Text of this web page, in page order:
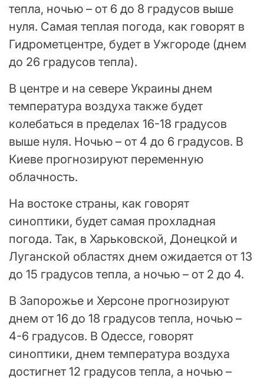
тепла, ночью – от 6 до 8 градусов выше
нуля. Самая теплая погода, как говорят в
Гидрометцентре, будет в Ужгороде (днем
до 26 градусов тепла).
В центре и на севере Украины днем
температура воздуха также будет
колебаться в пределах 16-18 градусов
выше нуля. Ночью – от 4 до 6 градусов. В
Киеве прогнозируют переменную
облачность.
На востоке страны, как говорят
синоптики, будет самая прохладная
погода. Так, в Харьковской, Донецкой и
Луганской областях днем ожидается от 13
до 15 градусов тепла, а ночью – от 2 до 4.
В Запорожье и Херсоне прогнозируют
днем от 16 до 18 градусов тепла, ночью –
4-6 градусов. В Одессе, говорят
синоптики, днем температура воздуха
достигнет 12 градусов тепла, а ночью –